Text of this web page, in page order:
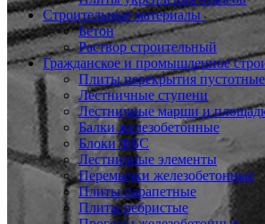
Строительные материалы
Бетон
Раствор строительный
Гражданское и промышленное
Плиты перекрытия пустотные
Лестничные ступени
Лестничные марши и
Балки железобетонные
Блоки ФБС
Лестничные элементы
Перемычки железобетонные
Плиты парапетные
Плиты ребристые